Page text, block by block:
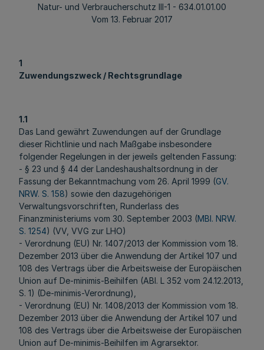
Natur- und Verbraucherschutz III-1 - 634.01.01.00
Vom 13. Februar 2017
1
Zuwendungszweck / Rechtsgrundlage
1.1
Das Land gewährt Zuwendungen auf der Grundlage
dieser Richtlinie und nach Maßgabe insbesondere
folgender Regelungen in der jeweils geltenden Fassung:
- § 23 und § 44 der Landeshaushaltsordnung in der
Fassung der Bekanntmachung vom 26. April 1999 (GV.
NRW. S. 158) sowie den dazugehörigen
Verwaltungsvorschriften, Runderlass des
Finanzministeriums vom 30. September 2003 (MBl. NRW.
S. 1254) (VV, VVG zur LHO)
- Verordnung (EU) Nr. 1407/2013 der Kommission vom 18.
Dezember 2013 über die Anwendung der Artikel 107 und
108 des Vertrags über die Arbeitsweise der Europäischen
Union auf De-minimis-Beihilfen (ABl. L 352 vom 24.12.2013,
S. 1) (De-minimis-Verordnung),
- Verordnung (EU) Nr. 1408/2013 der Kommission vom 18.
Dezember 2013 über die Anwendung der Artikel 107 und
108 des Vertrags über die Arbeitsweise der Europäischen
Union auf De-minimis-Beihilfen im Agrarsektor.